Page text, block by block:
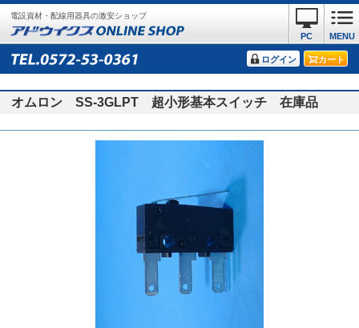
電設資材・配線用器具の激安ショップ
MENU
PC
ログイン カート
オムロン SS-3GLPT 超小形基本スイッチ 在庫品